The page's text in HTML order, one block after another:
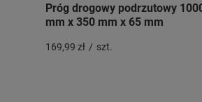
Próg drogowy podrzutowy
mm x 350 mm x 65 mm
169,99 zł / szt.